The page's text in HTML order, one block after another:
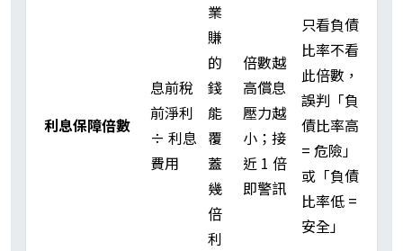
利息保障倍數
息前稅
前淨利
÷ 利息
費用
業
賺
的
錢
能
覆
蓋
幾
倍
利
倍數越
高償息
壓力越
小；接
近 1 倍
即警訊
只看負債
比率不看
此倍數，
誤判「負
債比率高
= 危險」
或「負債
比率低 =
安全」